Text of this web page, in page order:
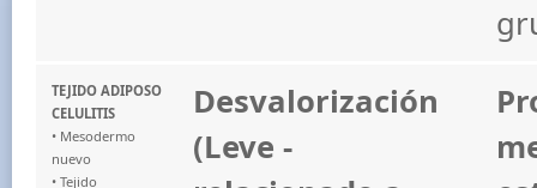
TEJIDO ADIPOSO
CELULITIS
• Mesodermo
nuevo
• Tejido
Desvalorización
(Leve -